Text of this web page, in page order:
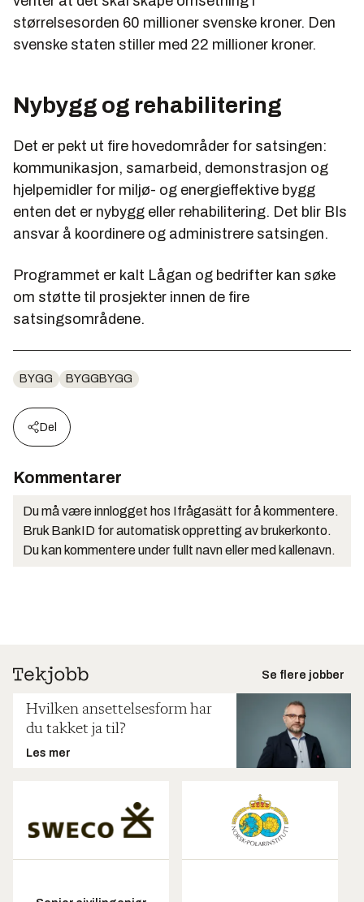
størrelsesorden 60 millioner svenske kroner. Den
svenske staten stiller med 22 millioner kroner.
Nybygg og rehabilitering
Det er pekt ut fire hovedområder for satsingen:
kommunikasjon, samarbeid, demonstrasjon og
hjelpemidler for miljø- og energieffektive bygg
enten det er nybygg eller rehabilitering. Det blir BIs
ansvar å koordinere og administrere satsingen.
Programmet er kalt Lågan og bedrifter kan søke
om støtte til prosjekter innen de fire
satsingsområdene.
BYGG BYGGBYGG
Del
Kommentarer
Du må være innlogget hos Ifrågasätt for å kommentere.
Bruk BankID for automatisk oppretting av brukerkonto.
Du kan kommentere under fullt navn eller med kallenavn.
Se flere jobber
Hvilken ansettelsesform har
du takket ja til?
Les mer